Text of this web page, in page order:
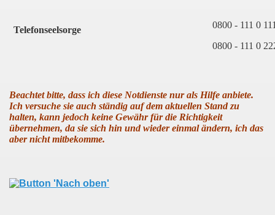
Telefonseelsorge
0800 - 111 0
0800 - 111 0
Beachtet bitte, dass ich diese Notdienste nur als Hilfe anbiete.
Ich versuche sie auch ständig auf dem aktuellen Stand zu
halten, kann jedoch keine Gewähr für die Richtigkeit
übernehmen, da sie sich hin und wieder einmal ändern, ich das
aber nicht mitbekomme.